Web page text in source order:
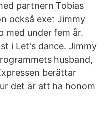
partnern Tobias
också exet Jimmy
med under fem år.
i Let's dance. Jimmy
husband,
berättar
det är att ha honom